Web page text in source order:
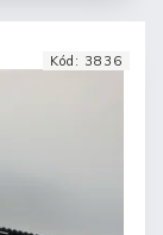
Kód: 3836